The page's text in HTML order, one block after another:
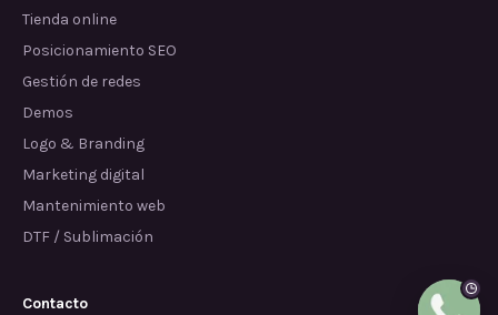
Tienda online
Posicionamiento SEO
Gestión de redes
Demos
Logo & Branding
Marketing digital
Mantenimiento web
DTF / Sublimación
Contacto